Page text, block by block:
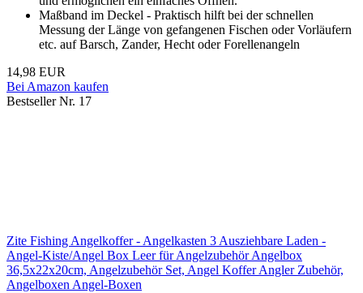
Maßband im Deckel - Praktisch hilft bei der schnellen
Messung der Länge von gefangenen Fischen oder Vorläufern
etc. auf Barsch, Zander, Hecht oder Forellenangeln
14,98 EUR
Bei Amazon kaufen
Bestseller Nr. 17
Zite Fishing Angelkoffer - Angelkasten 3 Ausziehbare Laden -
Angel-Kiste/Angel Box Leer für Angelzubehör Angelbox
36,5x22x20cm, Angelzubehör Set, Angel Koffer Angler Zubehör,
Angelboxen Angel-Boxen